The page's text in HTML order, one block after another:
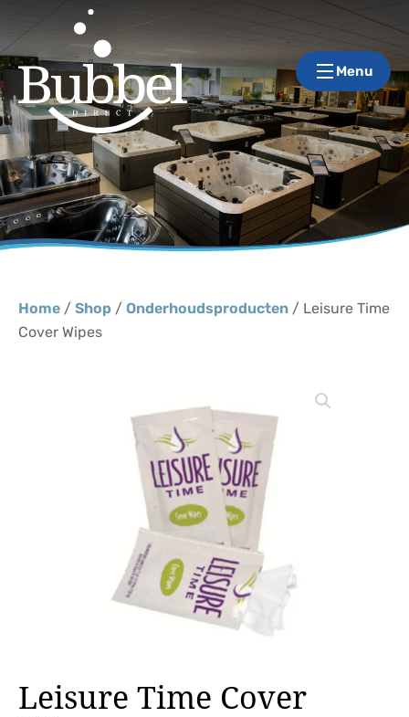
Menu
Home / Shop / Onderhoudsproducten / Leisure Time
Cover Wipes
Leisure Time Cover